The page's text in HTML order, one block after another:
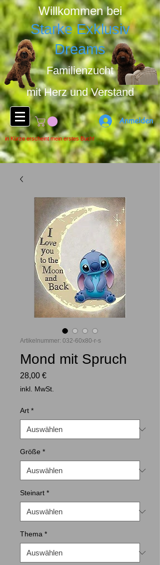
Willkommen bei
Starke Exklusiv
Dreams
Familienzucht
mit Herz und Verstand
Anmelden
in Kürze erscheint mein erstes Buch!
Artikelnummer: 032-60x80-r-s
Mond mit Spruch
28,00 €Preis
inkl. MwSt.
Art *
Größe *
Steinart *
Thema *